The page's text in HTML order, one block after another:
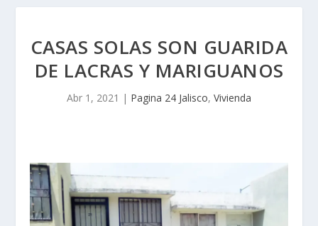
CASAS SOLAS SON GUARIDA
DE LACRAS Y MARIGUANOS
Abr 1, 2021 | Pagina 24 Jalisco, Vivienda